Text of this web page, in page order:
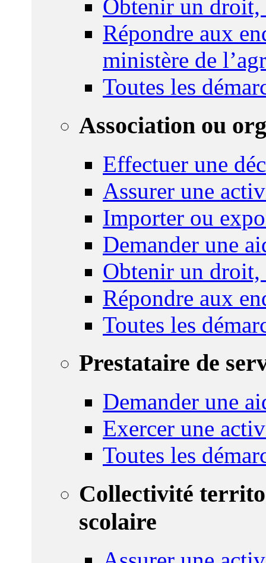
Obtenir un droit,
Répondre aux
ministère de
Toutes les
Association ou
Effectuer une
Assurer une
Importer ou
Demander une
Obtenir un droit,
Répondre aux
Toutes les
Prestataire de
Demander une
Exercer une
Toutes les
Collectivité
scolaire